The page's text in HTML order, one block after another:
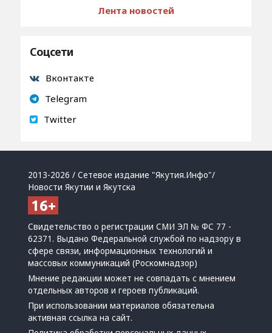
Лента новостей
Соцсети
Вконтакте
Telegram
Twitter
2013-2026 / Сетевое издание "Якутия.Инфо"/
Новости Якутии и Якутска
Свидетельство о регистрации СМИ ЭЛ № ФС 77 -
62371. Выдано Федеральной службой по надзору в
сфере связи, информационных технологий и
массовых коммуникаций (Роскомнадзор)
Мнение редакции может не совпадать с мнением
отдельных авторов и героев публикаций.
При использовании материалов обязательна
активная ссылка на сайт.